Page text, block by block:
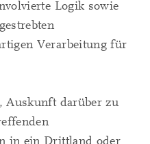
Logik sowie
Verarbeitung für
Auskunft darüber zu